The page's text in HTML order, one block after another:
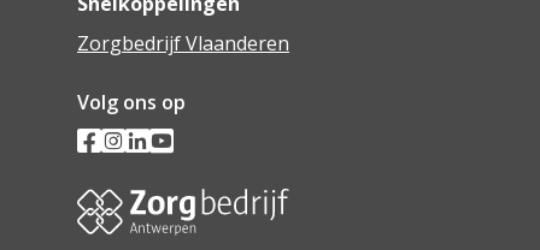
Zorgbedrijf Vlaanderen
Volg ons op